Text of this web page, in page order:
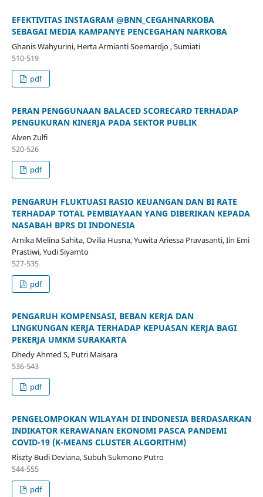
EFEKTIVITAS INSTAGRAM @BNN_CEGAHNARKOBA
SEBAGAI MEDIA KAMPANYE PENCEGAHAN NARKOBA
Ghanis Wahyurini, Herta Armianti Soemardjo , Sumiati
510-519
pdf
PERAN PENGGUNAAN BALACED SCORECARD TERHADAP
PENGUKURAN KINERJA PADA SEKTOR PUBLIK
Alven Zulfi
520-526
pdf
PENGARUH FLUKTUASI RASIO KEUANGAN DAN BI RATE
TERHADAP TOTAL PEMBIAYAAN YANG DIBERIKAN KEPADA
NASABAH BPRS DI INDONESIA
Arnika Melina Sahita, Ovilia Husna, Yuwita Ariessa Pravasanti, Iin Emi
Prastiwi, Yudi Siyamto
527-535
pdf
PENGARUH KOMPENSASI, BEBAN KERJA DAN
LINGKUNGAN KERJA TERHADAP KEPUASAN KERJA BAGI
PEKERJA UMKM SURAKARTA
Dhedy Ahmed S, Putri Maisara
536-543
pdf
PENGELOMPOKAN WILAYAH DI INDONESIA BERDASARKAN
INDIKATOR KERAWANAN EKONOMI PASCA PANDEMI
COVID-19 (K-MEANS CLUSTER ALGORITHM)
Riszty Budi Deviana, Subuh Sukmono Putro
544-555
pdf